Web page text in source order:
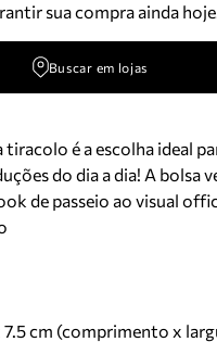
sua compra ainda
Buscar em lojas
tiracolo é a escolha ideal
do dia a dia! A bolsa
de passeio ao visual
7.5 cm (comprimento x